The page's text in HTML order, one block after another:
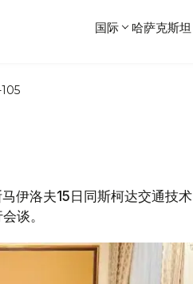
国际 哈萨克斯坦
伊洛夫15日同斯柯达交通技术
谈。